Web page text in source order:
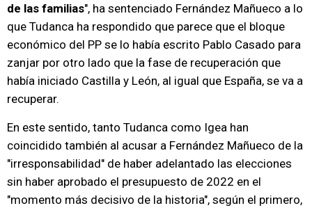
de las familias", ha sentenciado Fernández Mañueco a lo
que Tudanca ha respondido que parece que el bloque
económico del PP se lo había escrito Pablo Casado para
zanjar por otro lado que la fase de recuperación que
había iniciado Castilla y León, al igual que España, se va a
recuperar.
En este sentido, tanto Tudanca como Igea han
coincidido también al acusar a Fernández Mañueco de la
"irresponsabilidad" de haber adelantado las elecciones
sin haber aprobado el presupuesto de 2022 en el
"momento más decisivo de la historia", según el primero,